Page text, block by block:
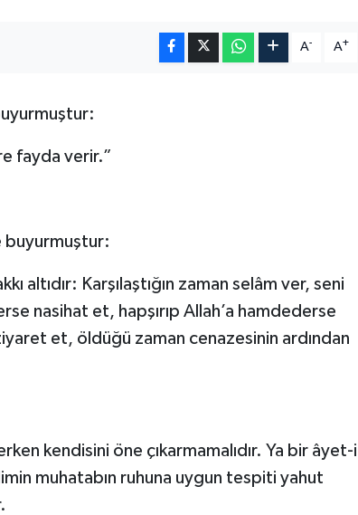
A- A+
fayda verir.”
buyurmuştur:
altıdır: Karşılaştığın zaman selâm ver, seni
nasihat et, hapşırıp Allah’a hamdederse
et, öldüğü zaman cenazesinin ardından
kendisini öne çıkarmamalıdır. Ya bir âyet-i
muhatabın ruhuna uygun tespiti yahut